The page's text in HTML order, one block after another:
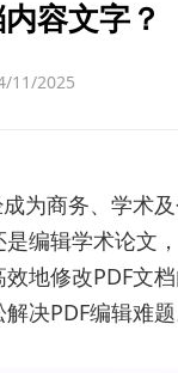
容文字？
11/2025
为商务、学术
编辑学术论文
地修改PDF文
决PDF编辑难题